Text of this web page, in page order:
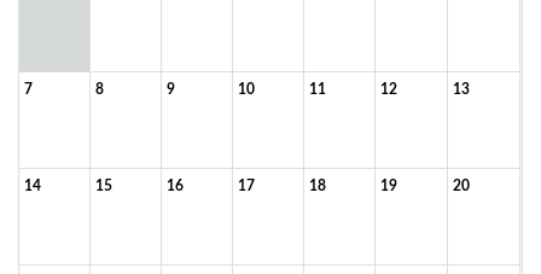
7 8 9 10 11 12 13
14 15 16 17 18 19 20